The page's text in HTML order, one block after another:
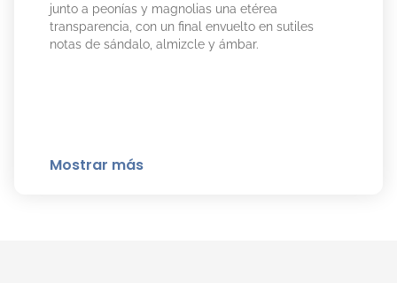
junto a peonías y magnolias una etérea
transparencia, con un final envuelto en sutiles
notas de sándalo, almizcle y ámbar.
Mostrar más